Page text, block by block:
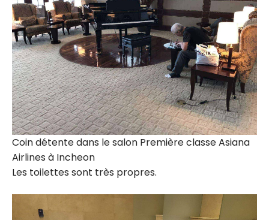
Coin détente dans le salon Première classe Asiana
Airlines à Incheon
Les toilettes sont très propres.